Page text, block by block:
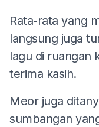
Rata-rata yang
langsung juga
lagu di ruangan
terima kasih.
Meor juga
sumbangan